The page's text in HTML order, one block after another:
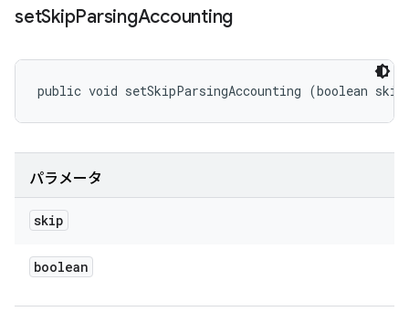
setSkipParsingAccounting
public void setSkipParsingAccounting (boolean
パラメータ
skip
boolean